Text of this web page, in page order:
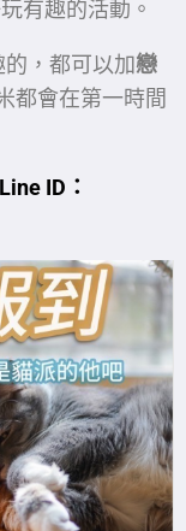
有趣的活動。
，都可以加戀
都會在第一時間
ID ：